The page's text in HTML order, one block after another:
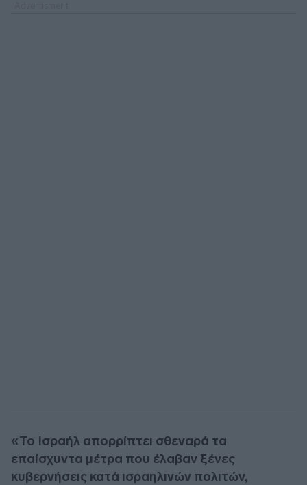
«Το Ισραήλ απορρίπτει σθεναρά τα
επαίσχυντα μέτρα που έλαβαν ξένες
κυβερνήσεις κατά ισραηλινών πολιτών,